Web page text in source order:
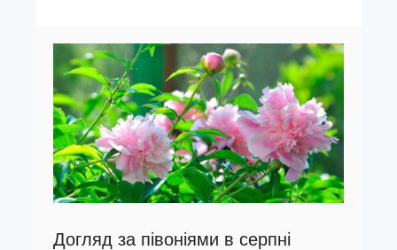
Догляд за півоніями в серпні